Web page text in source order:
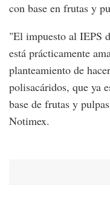
con base en frutas y
"El impuesto al IEPS
está prácticamente
planteamiento de
polisacáridos, que ya
base de frutas y
Notimex.